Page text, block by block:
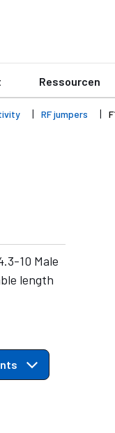
Ressourcen
RF jumpers
10 Male
length